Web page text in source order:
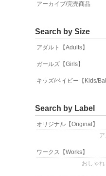
アーカイブ/完売商品
Search by Size
アダルト【Adults】
ガールズ【Girls】
キッズ/ベイビー【Kids/
Search by Label
オリジナル 【Original】
ワークス 【Works】
おしゃ